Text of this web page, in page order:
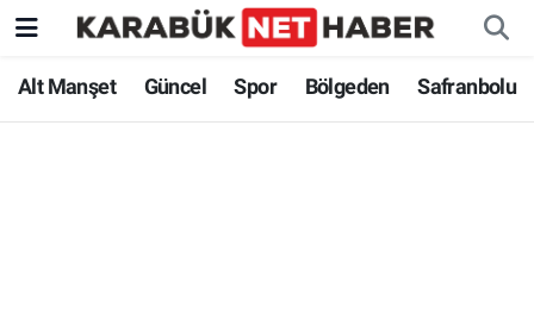
Alt Manşet Güncel Spor Bölgeden Safranbolu